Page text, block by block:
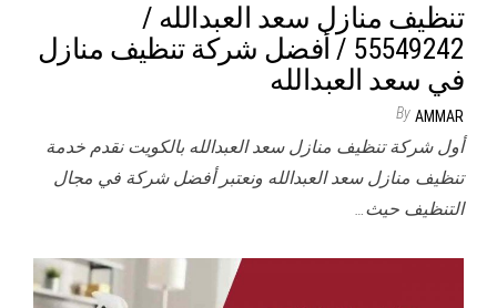
تنظيف منازل سعد العبدالله /
55549242 / أفضل شركة تنظيف منازل
في سعد العبدالله
By AMMAR
أول شركة تنظيف منازل سعد العبدالله بالكويت نقدم خدمة
تنظيف منازل سعد العبدالله ونعتبر أفضل شركة في مجال
التنظيف حيث…